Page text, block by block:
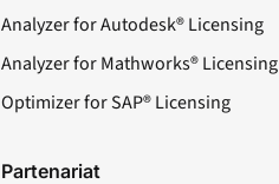
Analyzer for Autodesk® Licensing
Analyzer for Mathworks® Licensing
Optimizer for SAP® Licensing
Partenariat